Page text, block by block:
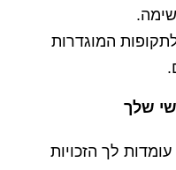
המוגדרות
לך הזכויות